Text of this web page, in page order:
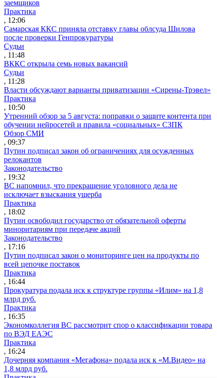
заемщиков
Практика
, 12:06
Самарская ККС приняла отставку главы облсуда Шилова
после проверки Генпрокуратуры
Судьи
, 11:48
ВККС открыла семь новых вакансий
Судьи
, 11:28
Власти обсуждают варианты приватизации «Сирены-Трэвел»
Практика
, 10:50
Утренний обзор за 5 августа: поправки о защите контента при
обучении нейросетей и правила «социальных» СЗПК
Обзор СМИ
, 09:37
Путин подписал закон об ограничениях для осужденных
релокантов
Законодательство
, 19:32
ВС напомнил, что прекращение уголовного дела не
исключает взыскания ущерба
Практика
, 18:02
Путин освободил государство от обязательной оферты
миноритариям при передаче акций
Законодательство
, 17:16
Путин подписал закон о мониторинге цен на продукты по
всей цепочке поставок
Практика
, 16:44
Прокуратура подала иск к структуре группы «Илим» на 1,8
млрд руб.
Практика
, 16:35
Экономколлегия ВС рассмотрит спор о классификации товара
по ВЭД ЕАЭС
Практика
, 16:24
Дочерняя компания «Мегафона» подала иск к «М.Видео» на
1,8 млрд руб.